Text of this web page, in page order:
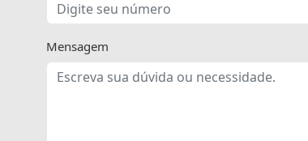
Mensagem